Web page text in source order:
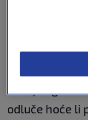
spornih
situacija
odluče hoće li